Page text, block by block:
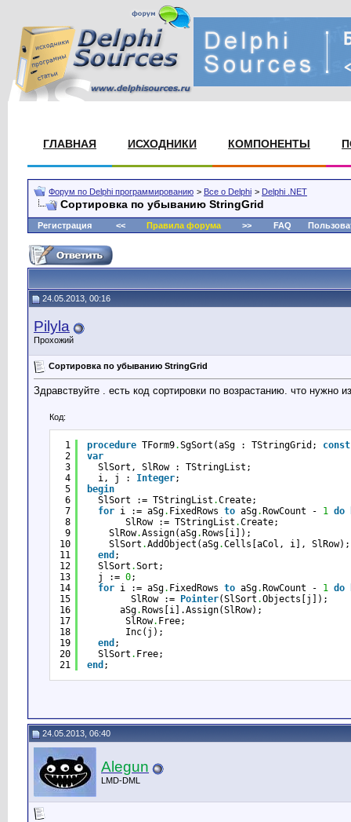
ГЛАВНАЯ ИСХОДНИКИ КОМПОНЕНТЫ
Форум по Delphi программированию > Все о Delphi > Delphi .NET
Сортировка по убыванию StringGrid
Регистрация << Правила форума>> FAQ
24.05.2013, 00:16
Pilyla
Прохожий
Сортировка по убыванию StringGrid
Здравствуйте . есть код сортировки по возрастанию. что
Код:
1
2
3
4
5
6
7
8
9
10
11
12
13
14
15
16
17
18
19
20
21
procedure TForm9.SgSort(aSg : TStringGrid; const
var
SlSort, SlRow : TStringList;
i, j : Integer;
begin
SlSort := TStringList .Create;
for i := aSg. FixedRows to aSg.RowCount - 1 do
SlRow := TStringList .Create;
SlRow.Assign(aSg.Rows[i]);
SlSort .AddObject(aSg.Cells[aCol, i], SlRow);
end ;
SlSort .Sort;
j := 0;
for i := aSg. FixedRows to aSg.RowCount - 1 do
SlRow := Pointer(SlSort .Objects[j]);
aSg.Rows[i].Assign(SlRow);
SlRow. Free;
Inc(j);
end ;
SlSort . Free;
end ;
24.05.2013, 06:40
Alegun
LMD-DML